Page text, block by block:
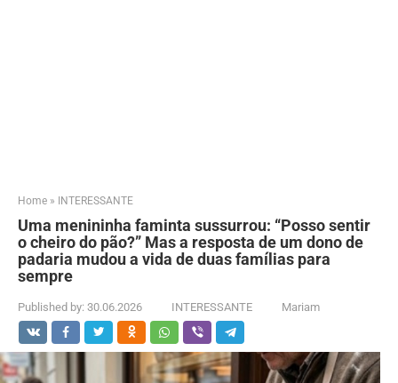
Home » INTERESSANTE
Uma menininha faminta sussurrou: “Posso sentir
o cheiro do pão?” Mas a resposta de um dono de
padaria mudou a vida de duas famílias para
sempre
Published by: 30.06.2026 INTERESSANTE Mariam